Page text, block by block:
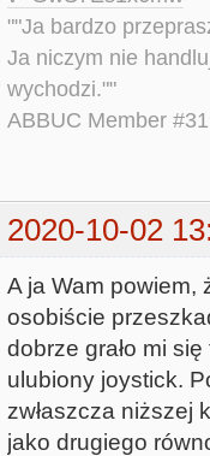
""Ja bardzo
Ja niczym nie
wychodzi.""
ABBUC Member
2020-10-02
A ja Wam powiem,
osobiście
dobrze grało mi
ulubiony joystick.
zwłaszcza niższej
jako drugiego